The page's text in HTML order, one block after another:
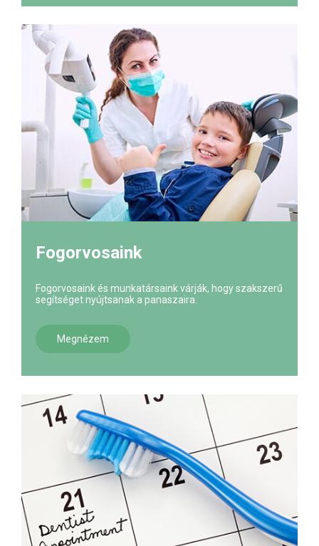
Fogorvosaink
Fogorvosaink és munkatársaink várják, hogy szakszerű
segítséget nyújtsanak a panaszaira.
Megnézem